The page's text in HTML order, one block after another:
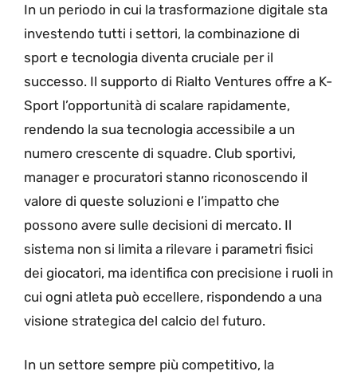
In un periodo in cui la trasformazione digitale sta
investendo tutti i settori, la combinazione di
sport e tecnologia diventa cruciale per il
successo. Il supporto di Rialto Ventures offre a K-
Sport l’opportunità di scalare rapidamente,
rendendo la sua tecnologia accessibile a un
numero crescente di squadre. Club sportivi,
manager e procuratori stanno riconoscendo il
valore di queste soluzioni e l’impatto che
possono avere sulle decisioni di mercato. Il
sistema non si limita a rilevare i parametri fisici
dei giocatori, ma identifica con precisione i ruoli in
cui ogni atleta può eccellere, rispondendo a una
visione strategica del calcio del futuro.
In un settore sempre più competitivo, la